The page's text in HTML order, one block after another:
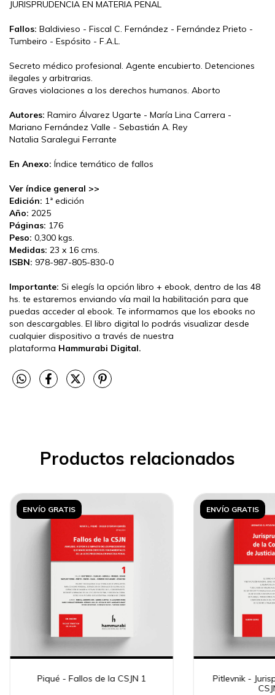
JURISPRUDENCIA EN MATERIA PENAL
Fallos: Baldivieso - Fiscal C. Fernández - Fernández Prieto -
Tumbeiro - Espósito - F.A.L.
Secreto médico profesional. Agente encubierto. Detenciones
ilegales y arbitrarias.
Graves violaciones a los derechos humanos. Aborto
Autores: Ramiro Álvarez Ugarte - María Lina Carrera -
Mariano Fernández Valle - Sebastián A. Rey
Natalia Saralegui Ferrante
En Anexo: Índice temático de fallos
Ver índice general >>
Edición: 1ª edición
Año: 2025
Páginas: 176
Peso: 0,300 kgs.
Medidas: 23 x 16 cms.
ISBN: 978-987-805-830-0
Importante: Si elegís la opción libro + ebook, dentro de las 48
hs. te estaremos enviando vía mail la habilitación para que
puedas acceder al ebook. Te informamos que los ebooks no
son descargables. El libro digital lo podrás visualizar desde
cualquier dispositivo a través de nuestra
plataforma Hammurabi Digital.
Productos relacionados
ENVÍO GRATIS
Piqué - Fallos de la CSJN 1
ENVÍO GRATIS
Pitlevnik -